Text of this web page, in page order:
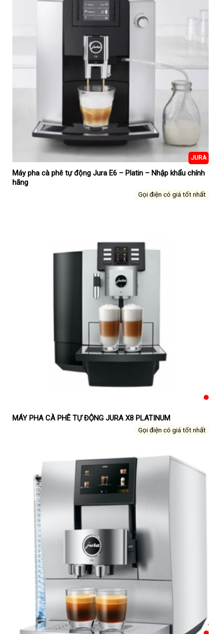
JURA
Máy pha cà phê tự động Jura E6 – Platin – Nhập khẩu chính
hãng
Gọi điện có giá tốt nhất
MÁY PHA CÀ PHÊ TỰ ĐỘNG JURA X8 PLATINUM
Gọi điện có giá tốt nhất